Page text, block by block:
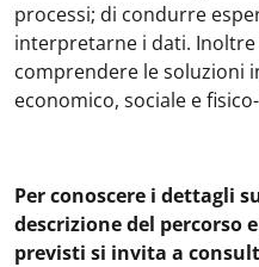
processi; di condurre
interpretarne i dati.
comprendere le soluzioni
economico, sociale e
Per conoscere i dettagli
descrizione del percorso
previsti si invita a